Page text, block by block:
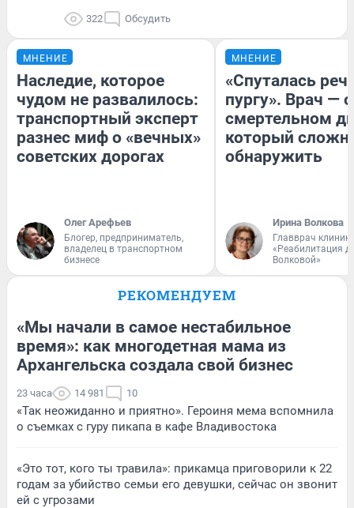
322 Обсудить
МНЕНИЕ
Наследие, которое
чудом не развалилось:
транспортный эксперт
разнес миф о «вечных»
советских дорогах
Олег Арефьев
Блогер, предприниматель,
владелец в транспортном
бизнесе
МНЕНИЕ
«Спуталась
пургу». Врач — о
смертельном
который
обнаружить
Ирина Волкова
Главврач
«Реабилитация
Волковой»
РЕКОМЕНДУЕМ
«Мы начали в самое нестабильное
время»: как многодетная мама из
Архангельска создала свой бизнес
23 часа 14 981 10
«Так неожиданно и приятно». Героиня мема вспомнила
о съемках с гуру пикапа в кафе Владивостока
«Это тот, кого ты травила»: прикамца приговорили к 22
годам за убийство семьи его девушки, сейчас он звонит
ей с угрозами